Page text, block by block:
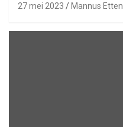
27 mei 2023 Mannus Etten